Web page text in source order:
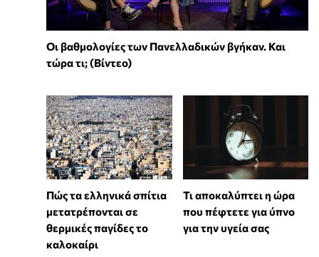
Οι βαθμολογίες των Πανελλαδικών βγήκαν. Και
τώρα τι; (Βίντεο)
Πώς τα ελληνικά σπίτια
μετατρέπονται σε
θερμικές παγίδες το
καλοκαίρι
Τι αποκαλύπτει η ώρα
που πέφτετε για ύπνο
για την υγεία σας